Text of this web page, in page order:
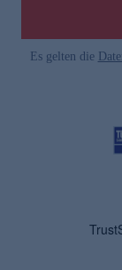
Es gelten die